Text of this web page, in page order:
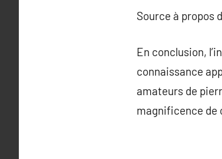
Source à propos
En conclusion,
connaissance
amateurs de
magnificence de